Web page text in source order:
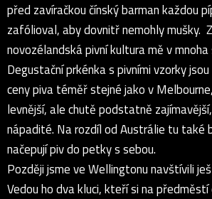
před zavíračkou čínský barman každou
zafólioval, aby dovnitř nemohly mušky.
novozélandská pivní kultura mě v mnoha
Degustační prkénka s pivními vzorky
ceny piva téměř stejné jako v
levnější, ale chutě podstatně
nápadité. Na rozdíl od Austrálie tu také
načepují piv do petky s sebou.
Později jsme ve Wellingtonu navštívili
Vedou ho dva kluci, kteří si na